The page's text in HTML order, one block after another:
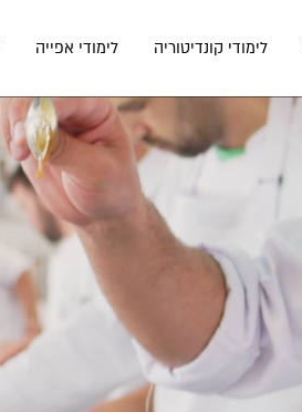
לימודי קונדיטוריה לימודי אפייה